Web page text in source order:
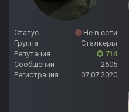
Статус
Не в сети
Группа
Сталкеры
Репутация
714
Сообщений
2505
Регистрация
07.07.2020